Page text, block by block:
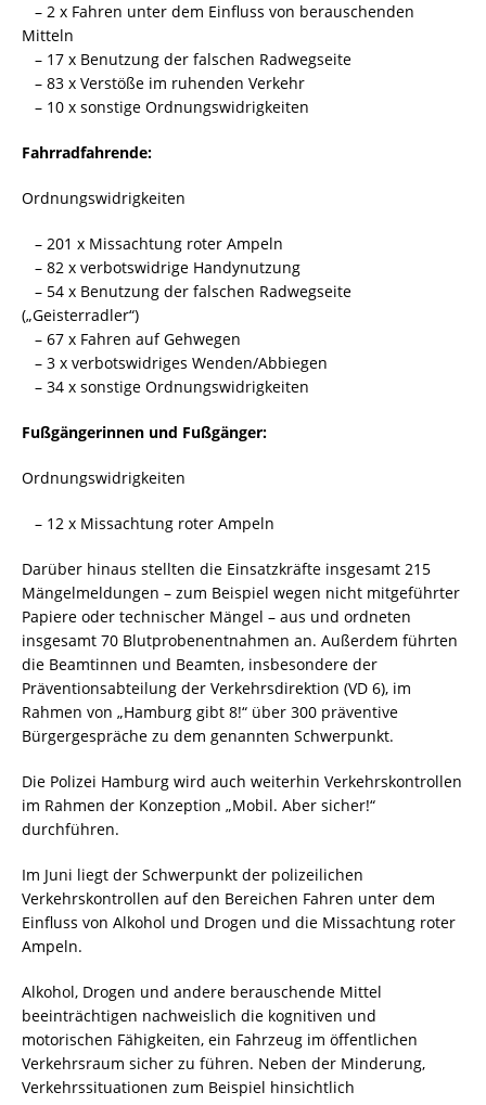
– 2 x Fahren unter dem Einfluss von berauschenden
Mitteln
– 17 x Benutzung der falschen Radwegseite
– 83 x Verstöße im ruhenden Verkehr
– 10 x sonstige Ordnungswidrigkeiten
Fahrradfahrende:
Ordnungswidrigkeiten
– 201 x Missachtung roter Ampeln
– 82 x verbotswidrige Handynutzung
– 54 x Benutzung der falschen Radwegseite
(„Geisterradler“)
– 67 x Fahren auf Gehwegen
– 3 x verbotswidriges Wenden/Abbiegen
– 34 x sonstige Ordnungswidrigkeiten
Fußgängerinnen und Fußgänger:
Ordnungswidrigkeiten
– 12 x Missachtung roter Ampeln
Darüber hinaus stellten die Einsatzkräfte insgesamt 215
Mängelmeldungen – zum Beispiel wegen nicht mitgeführter
Papiere oder technischer Mängel – aus und ordneten
insgesamt 70 Blutprobenentnahmen an. Außerdem führten
die Beamtinnen und Beamten, insbesondere der
Präventionsabteilung der Verkehrsdirektion (VD 6), im
Rahmen von „Hamburg gibt 8!“ über 300 präventive
Bürgergespräche zu dem genannten Schwerpunkt.
Die Polizei Hamburg wird auch weiterhin Verkehrskontrollen
im Rahmen der Konzeption „Mobil. Aber sicher!“
durchführen.
Im Juni liegt der Schwerpunkt der polizeilichen
Verkehrskontrollen auf den Bereichen Fahren unter dem
Einfluss von Alkohol und Drogen und die Missachtung roter
Ampeln.
Alkohol, Drogen und andere berauschende Mittel
beeinträchtigen nachweislich die kognitiven und
motorischen Fähigkeiten, ein Fahrzeug im öffentlichen
Verkehrsraum sicher zu führen. Neben der Minderung,
Verkehrssituationen zum Beispiel hinsichtlich